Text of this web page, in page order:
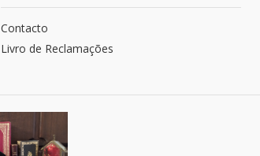
Contacto
Livro de Reclamações